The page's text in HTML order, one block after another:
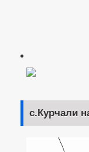
с.Курчали